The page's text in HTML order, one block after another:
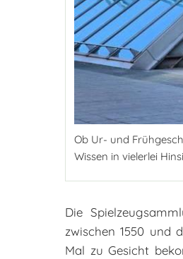
Ob Ur- und
Wissen in vielerlei
Die
zwischen 1550 und
Mal zu Gesicht